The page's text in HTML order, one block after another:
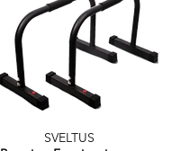
SVELTUS